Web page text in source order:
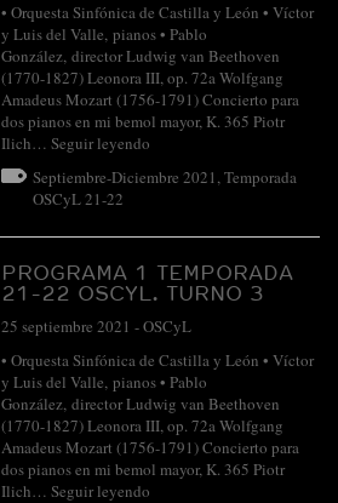
• Orquesta Sinfónica de Castilla y León • Víctor
y Luis del Valle, pianos • Pablo
González, director Ludwig van Beethoven
(1770-1827) Leonora III, op. 72a Wolfgang
Amadeus Mozart (1756-1791) Concierto para
dos pianos en mi bemol mayor, K. 365 Piotr
Ilich… Seguir leyendo
Septiembre-Diciembre 2021,Temporada
OSCyL 21-22
PROGRAMA 1 TEMPORADA
21-22 OSCYL. TURNO 3
25 septiembre 2021 -OSCyL
• Orquesta Sinfónica de Castilla y León • Víctor
y Luis del Valle, pianos • Pablo
González, director Ludwig van Beethoven
(1770-1827) Leonora III, op. 72a Wolfgang
Amadeus Mozart (1756-1791) Concierto para
dos pianos en mi bemol mayor, K. 365 Piotr
Ilich… Seguir leyendo